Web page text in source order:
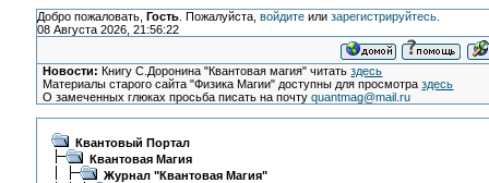
Добро пожаловать, Гость. Пожалуйста, войдитеили зарегистрируйтесь.
08 Августа 2026, 21:56:22
Новости: Книгу С.Доронина "Квантовая магия" читатьздесь
Материалы старого сайта "Физика Магии" доступны для просмотраздесь
О замеченных глюках просьба писать на почтуquantmag@mail.ru
Квантовый Портал
Квантовая Магия
Журнал "Квантовая Магия"